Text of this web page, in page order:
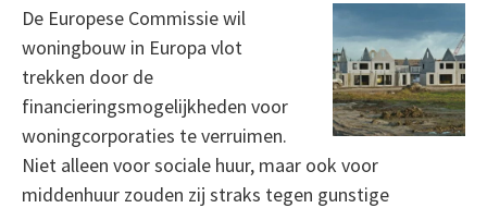
De Europese Commissie wil
woningbouw in Europa vlot
trekken door de
financieringsmogelijkheden voor
woningcorporaties te verruimen.
Niet alleen voor sociale huur, maar ook voor
middenhuur zouden zij straks tegen gunstige